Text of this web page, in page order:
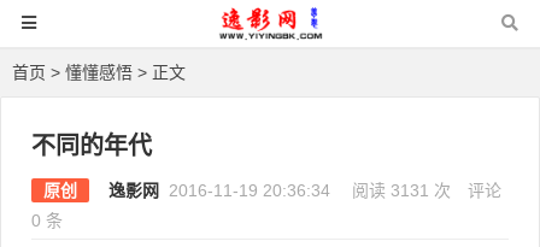
首页 > 懂懂感悟 > 正文
不同的年代
原创 逸影网 2016-11-19 20:36:34 阅读 3131 次
评论
0 条